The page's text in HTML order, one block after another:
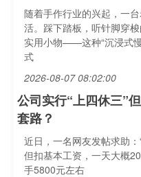
随着手作行业的兴起，一
活。踩下踏板，听针脚穿
实用小物——这种“沉浸式
式
2026-08-07 08:02:00
公司实行“上四休三”
套路？
近日，一名网友发帖求助：
但扣基本工资，一天大概
手5800元左右